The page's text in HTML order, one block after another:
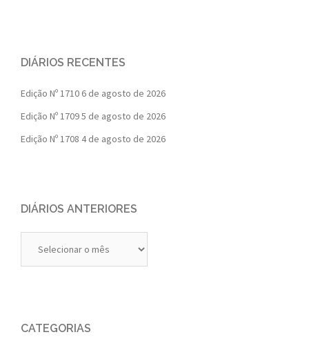
DIÁRIOS RECENTES
Edição Nº 1710 6 de agosto de 2026
Edição Nº 17095 de agosto de 2026
Edição Nº 1708 4 de agosto de 2026
DIÁRIOS ANTERIORES
Anteriores
CATEGORIAS